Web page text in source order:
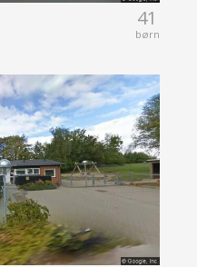
41
børn